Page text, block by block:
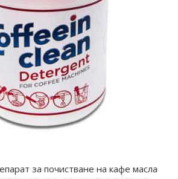
за почистване на кафе масла